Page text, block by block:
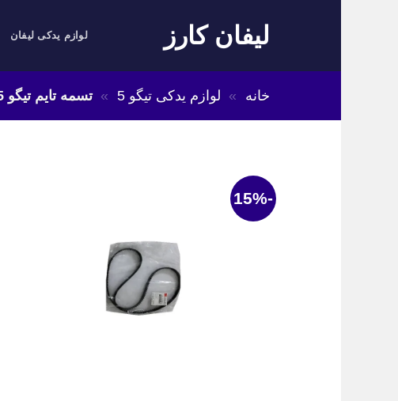
لیفان کارز لوازم یدکی لیفان
خانه » لوازم یدکی تیگو 5 » تسمه تایم تیگو 5 شرکتی
-15%